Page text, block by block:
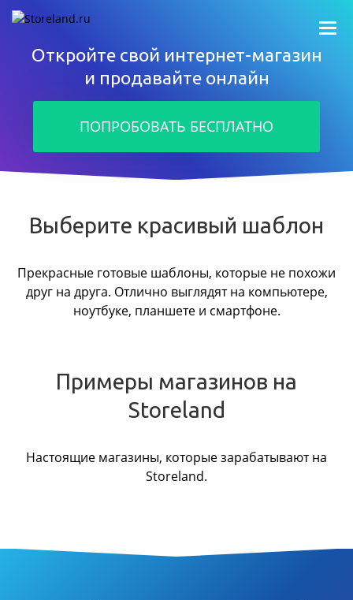
Откройте свой интернет-магазин
и продавайте онлайн
ПОПРОБОВАТЬ БЕСПЛАТНО
Выберите красивый шаблон
Прекрасные готовые шаблоны, которые не похожи
друг на друга. Отлично выглядят на компьютере,
ноутбуке, планшете и смартфоне.
Примеры магазинов на
Storeland
Настоящие магазины, которые зарабатывают на
Storeland.